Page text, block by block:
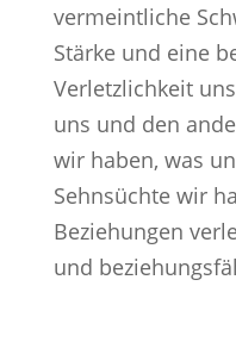
vermeintliche
Stärke und eine
Verletzlichkeit
uns und den
wir haben, was
Sehnsüchte wir
Beziehungen
und